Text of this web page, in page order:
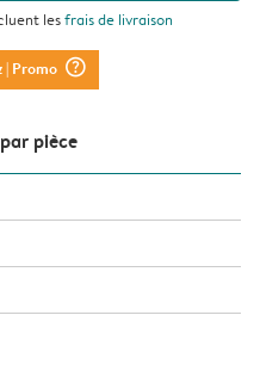
lesfrais de livraison
| Promo question_mark_circle
pièce